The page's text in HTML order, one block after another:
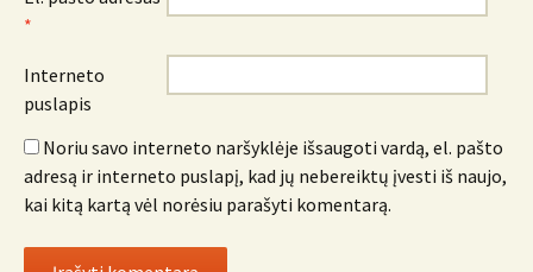
*
Interneto
puslapis
Noriu savo interneto naršyklėje išsaugoti vardą, el. pašto
adresą ir interneto puslapį, kad jų nebereiktų įvesti iš naujo,
kai kitą kartą vėl norėsiu parašyti komentarą.